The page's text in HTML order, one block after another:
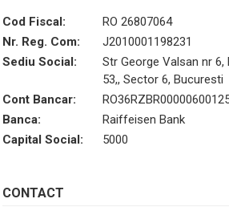
Cod Fiscal:
RO 26807064
Nr. Reg. Com:
J2010001198231
Sediu Social:
Str George Valsan nr 6,
53,, Sector 6, Bucuresti
Cont Bancar:
Banca:
Raiffeisen Bank
Capital Social:
5000
CONTACT